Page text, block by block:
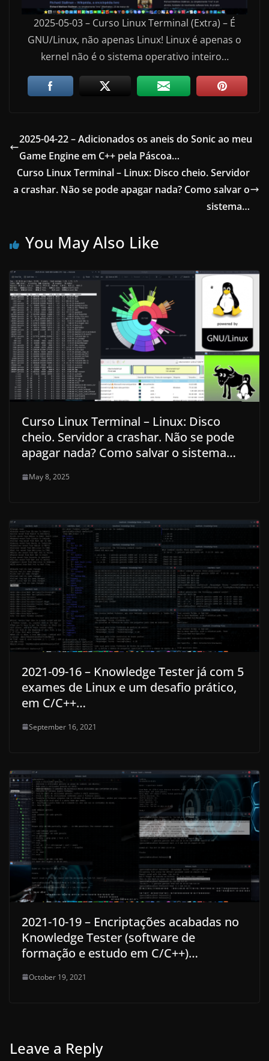
2025-05-03 – Curso Linux Terminal (Extra) – É
GNU/Linux, não apenas Linux! Linux é apenas o
kernel não é o sistema operativo inteiro…
2025-04-22 – Adicionados os aneis do Sonic ao meu
Game Engine em C++ pela Páscoa…
Curso Linux Terminal – Linux: Disco cheio. Servidor
a crashar. Não se pode apagar nada? Como salvar o
sistema…
You May Also Like
Curso Linux Terminal – Linux: Disco
cheio. Servidor a crashar. Não se pode
apagar nada? Como salvar o sistema…
May 8, 2025
2021-09-16 – Knowledge Tester já com 5
exames de Linux e um desafio prático,
em C/C++…
September 16, 2021
2021-10-19 – Encriptações acabadas no
Knowledge Tester (software de
formação e estudo em C/C++)…
October 19, 2021
Leave a Reply